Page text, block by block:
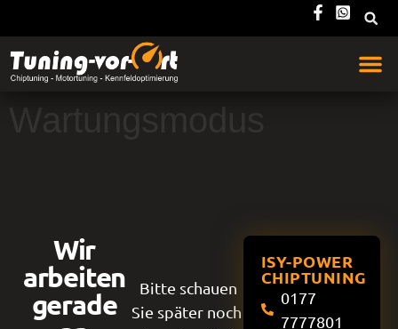
Wartungsmodus
Wir
arbeiten
gerade
Bitte schauen
Sie später noch
ISY-POWER
CHIPTUNING
0177
7777801